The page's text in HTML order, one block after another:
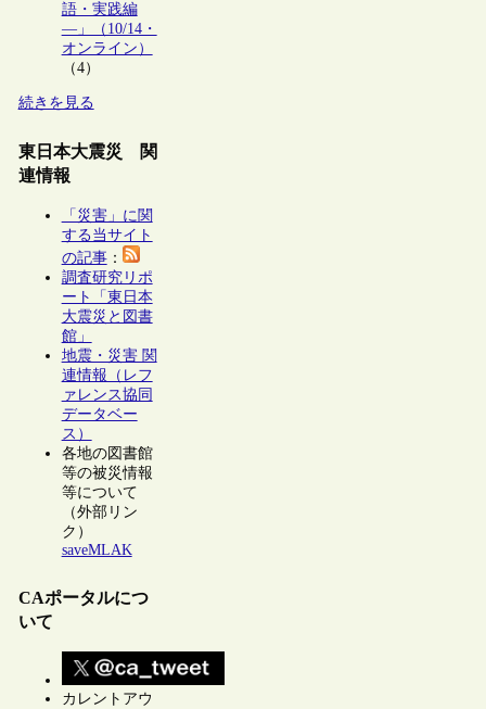
語・実践編
―」（10/14・
オンライン）
（4）
続きを見る
東日本大震災 関
連情報
「災害」に関
する当サイト
の記事：
調査研究リポ
ート「東日本
大震災と図書
館」
地震・災害 関
連情報（レフ
ァレンス協同
データベー
ス）
各地の図書館
等の被災情報
等について
（外部リン
ク）
saveMLAK
CAポータルにつ
いて
カレントアウ